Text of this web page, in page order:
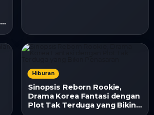
Hiburan
Sinopsis Reborn Rookie,
Drama Korea Fantasi dengan
Plot Tak Terduga yang Bikin